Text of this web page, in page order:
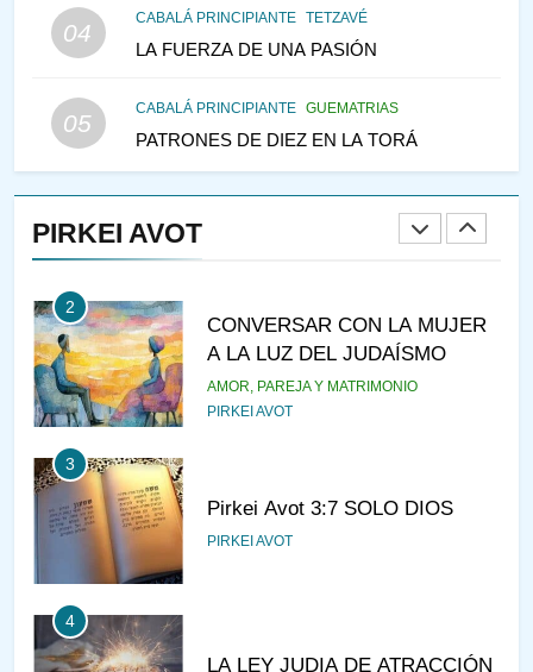
04
CABALÁ PRINCIPIANTE TETZAVÉ
LA FUERZA DE UNA PASIÓN
05
CABALÁ PRINCIPIANTE GUEMATRIAS
PATRONES DE DIEZ EN LA TORÁ
PIRKEI AVOT
VEAMOS ¿POR QUÉ
IEHOSHÚA? Y LA QUEJA DE
1
RAZI ¿QUIÉN ES SABIO?
2
CONVERSAR CON LA MUJER
A LA LUZ DEL JUDAÍSMO
AMOR, PAREJA Y MATRIMONIO
PIRKEI AVOT
3
Pirkei Avot 3:7 SOLO DIOS
PIRKEI AVOT
4
LA LEY JUDIA DE ATRACCIÓN